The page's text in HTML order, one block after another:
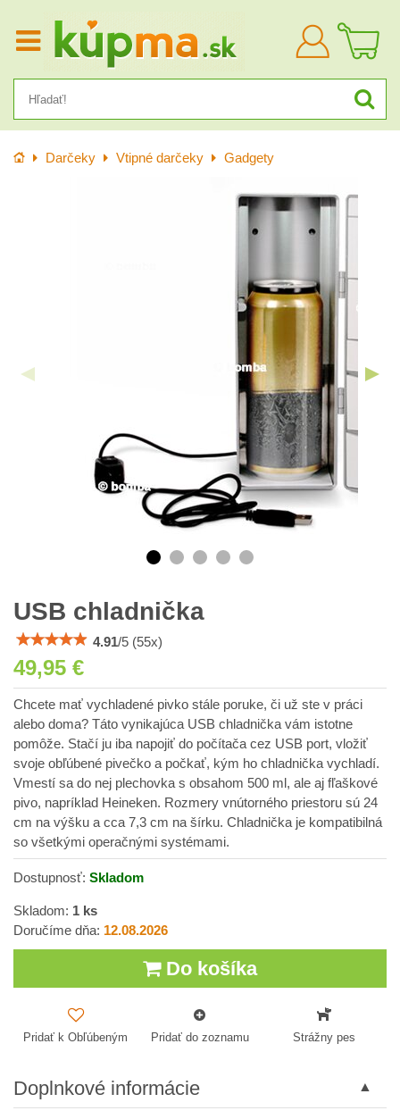
Prihlásiť
sa
Úvod Darčeky Vtipné darčeky Gadgety
USB chladnička
4.91/5 (55x)
49,95 €
Chcete mať vychladené pivko stále poruke, či už ste v práci
alebo doma? Táto vynikajúca USB chladnička vám istotne
pomôže. Stačí ju iba napojiť do počítača cez USB port, vložiť
svoje obľúbené pivečko a počkať, kým ho chladnička vychladí.
Vmestí sa do nej plechovka s obsahom 500 ml, ale aj fľaškové
pivo, napríklad Heineken. Rozmery vnútorného priestoru sú 24
cm na výšku a cca 7,3 cm na šírku. Chladnička je kompatibilná
so všetkými operačnými systémami.
Dostupnosť: Skladom
Skladom: 1 ks
Doručíme dňa: 12.08.2026
Do košíka
Pridať k Obľúbeným Pridať do zoznamu Strážny pes
Doplnkové informácie